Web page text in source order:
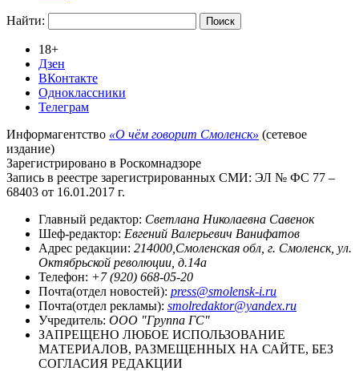
Найти:
18+
Дзен
ВКонтакте
Одноклассники
Телеграм
Информагентство «О чём говорит Смоленск» (сетевое
издание)
Зарегистрировано в Роскомнадзоре
Запись в реестре зарегистрированных СМИ: ЭЛ № ФС 77 –
68403 от 16.01.2017 г.
Главный редактор: Светлана Николаевна Савенок
Шеф-редактор: Евгений Валерьевич Ванифатов
Адрес редакции: 214000,Смоленская обл, г. Смоленск, ул.
Октябрьской революции, д.14а
Телефон: +7 (920) 668-05-20
Почта(отдел новостей): press@smolensk-i.ru
Почта(отдел рекламы): smolredaktor@yandex.ru
Учредитель: ООО "Группа ГС"
ЗАПРЕЩЕНО ЛЮБОЕ ИСПОЛЬЗОВАНИЕ
МАТЕРИАЛОВ, РАЗМЕЩЕННЫХ НА САЙТЕ, БЕЗ
СОГЛАСИЯ РЕДАКЦИИ